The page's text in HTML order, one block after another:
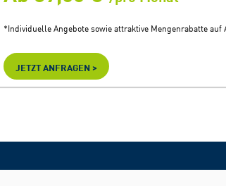
*Individuelle Angebote sowie attraktive Mengenrabatte auf
JETZT ANFRAGEN >